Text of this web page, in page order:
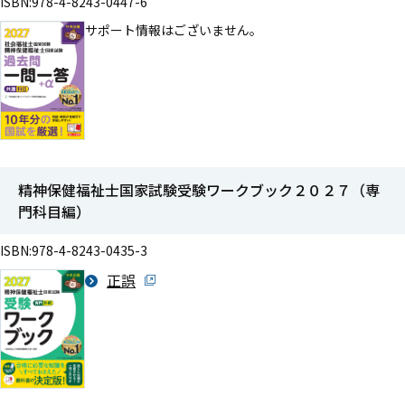
サポート情報はございません。
精神保健福祉士国家試験受験ワークブック２０２７（専
門科目編）
ISBN:978-4-8243-0435-3
正誤